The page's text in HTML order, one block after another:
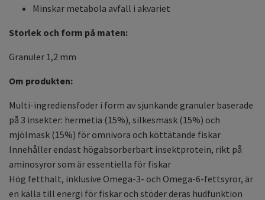
Minskar metabola avfall i akvariet
Storlek och form på maten:
Granuler 1,2 mm
Om produkten:
Multi-ingrediensfoder i form av sjunkande granuler baserade
på 3 insekter: hermetia (15%), silkesmask (15%) och
mjölmask (15%) för omnivora och köttätande fiskar
Innehåller endast högabsorberbart insektprotein, rikt på
aminosyror som är essentiella för fiskar
Hög fetthalt, inklusive Omega-3- och Omega-6-fettsyror, är
en källa till energi för fiskar och stöder deras hudfunktion